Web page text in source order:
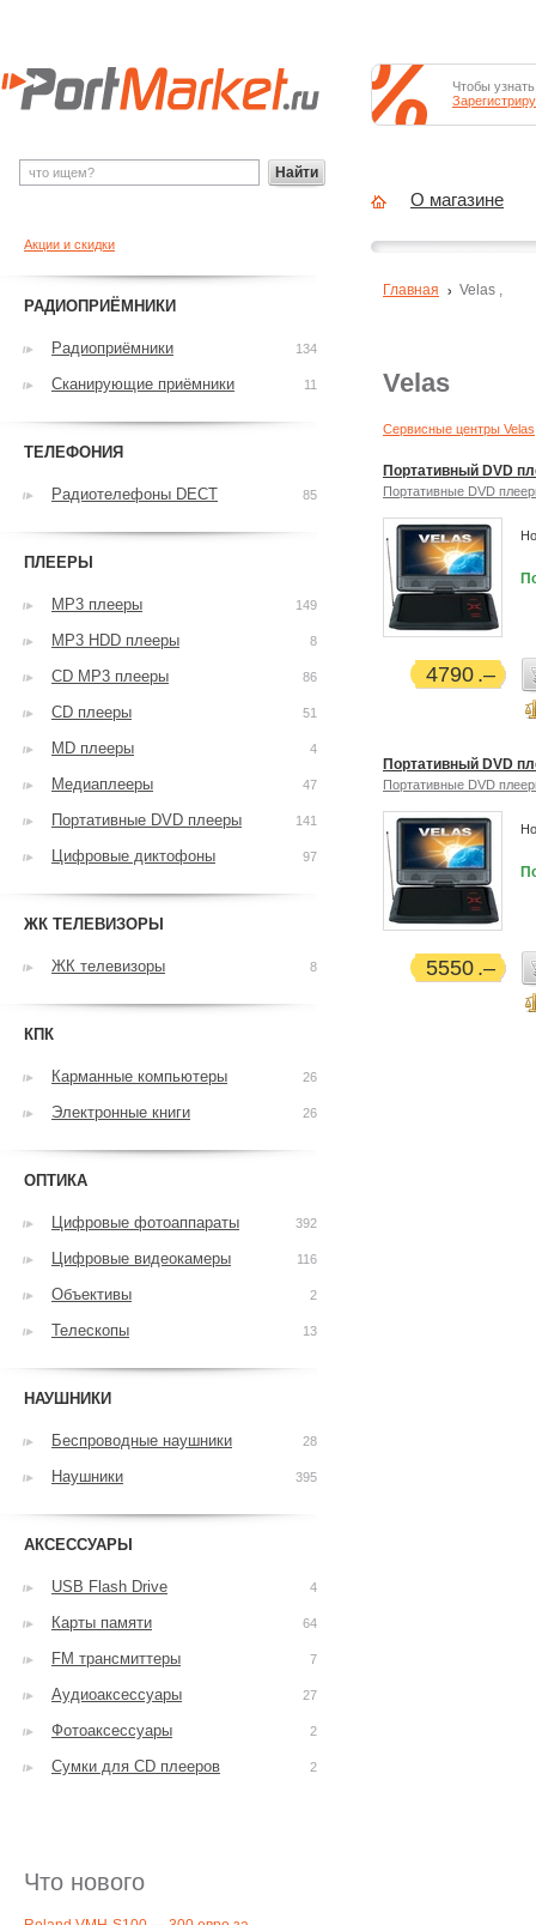
Velas
Сервисные центры Velas
Портативный DVD
Портативные DVD
4790
Портативный DVD
Портативные DVD
5550
Главная Velas ,
Акции и скидки
РАДИОПРИЁМНИКИ
Радиоприёмники 134
Сканирующие приёмники 11
ТЕЛЕФОНИЯ
Радиотелефоны DECT 85
ПЛЕЕРЫ
MP3 плееры 149
MP3 HDD плееры 8
CD MP3 плееры 86
CD плееры 51
MD плееры 4
Медиаплееры 47
Портативные DVD плееры 141
Цифровые диктофоны 97
ЖК ТЕЛЕВИЗОРЫ
ЖК телевизоры 8
КПК
Карманные компьютеры 26
Электронные книги 26
ОПТИКА
Цифровые фотоаппараты 392
Цифровые видеокамеры 116
Объективы 2
Телескопы 13
НАУШНИКИ
Беспроводные наушники 28
Наушники 395
АКСЕССУАРЫ
USB Flash Drive 4
Карты памяти 64
FM трансмиттеры 7
Аудиоаксессуары 27
Фотоаксессуары 2
Сумки для CD плееров 2
Что нового
Найти
Чтобы
О магазине